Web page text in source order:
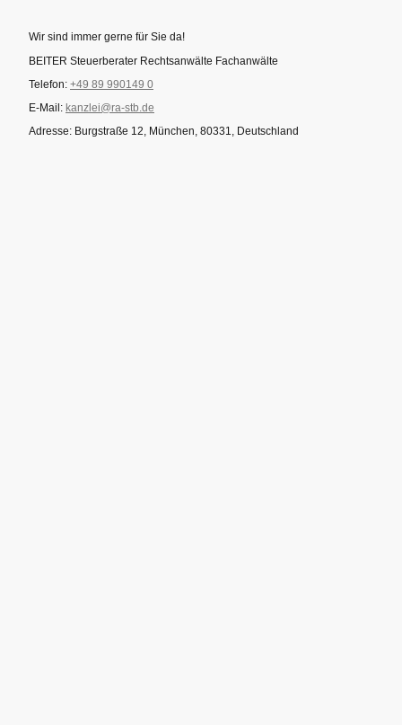
Wir sind immer gerne für Sie da!
BEITER Steuerberater Rechtsanwälte Fachanwälte
Telefon: +49 89 990149 0
E-Mail: kanzlei@ra-stb.de
Adresse: Burgstraße 12, München, 80331, Deutschland